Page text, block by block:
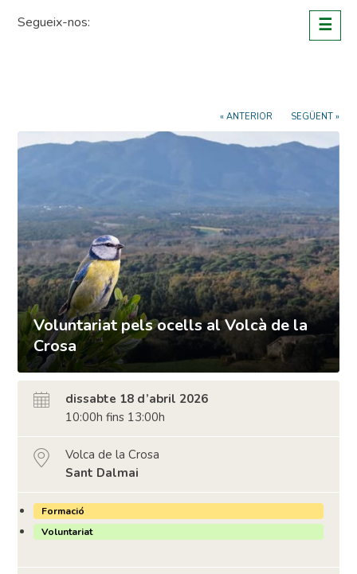
Segueix-nos: ☰
« ANTERIOR SEGÜENT »
Voluntariat pels ocells al Volcà de la
Crosa
dissabte 18 d’abril 2026
10:00h fins 13:00h
Volca de la Crosa
Sant Dalmai
Formació
Voluntariat